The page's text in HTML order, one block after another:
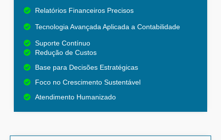
Relatórios Financeiros Precisos
Tecnologia Avançada Aplicada a Contabilidade
Suporte Contínuo
Redução de Custos
Base para Decisões Estratégicas
Foco no Crescimento Sustentável
Atendimento Humanizado